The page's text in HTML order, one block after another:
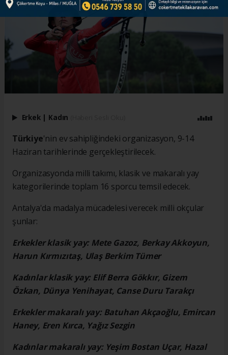
Erkek | Kadın
Türkiye'nin ev sahipliğindeki organizasyon, 9-14
Haziran tarihlerinde gerçekleştirilecek.
Organizasyonda milli takımı, klasik ve makaralı yay
kategorilerinde toplam 16 sporcu temsil edecek.
Antalya'da madalya mücadelesi verecek milli okçular
şunlar:
Erkekler klasik yay: Mete Gazoz, Berkay Akkoyun,
Harun Kırmızıtaş, Ulaş Berkim Tümer
Kadınlar klasik yay: Elif Berra Gökkır, Gizem
Özkan, Dünya Yenihayat, Canse Duru Tarakçı
Erkekler makaralı yay: Batuhan Akçaoğlu, Emircan
Haney, Eren Kırca, Yağız Sezgin
Kadınlar makaralı yay: Yeşim Bostan Uçar, Hazal